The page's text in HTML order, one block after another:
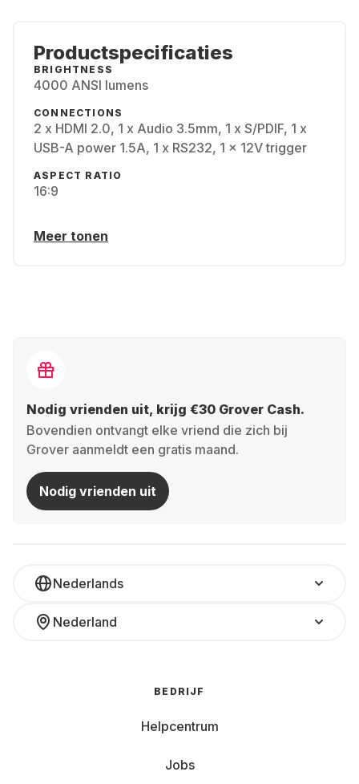
Productspecificaties
BRIGHTNESS
4000 ANSI lumens
CONNECTIONS
2 x HDMI 2.0, 1 x Audio 3.5mm, 1 x S/PDIF, 1 x
USB-A power 1.5A, 1 x RS232, 1 x 12V trigger
ASPECT RATIO
16:9
Meer tonen
Nodig vrienden uit, krijg €30 Grover Cash.
Bovendien ontvangt elke vriend die zich bij
Grover aanmeldt een gratis maand.
Nodig vrienden uit
Nederlands
Nederland
BEDRIJF
Helpcentrum
Jobs